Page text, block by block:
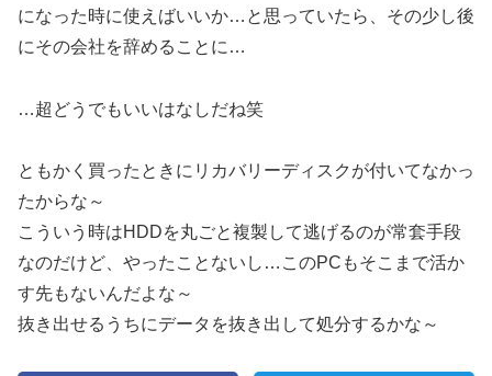
になった時に使えばいいか…と思っていたら、その少し後
にその会社を辞めることに…
…超どうでもいいはなしだね笑
ともかく買ったときにリカバリーディスクが付いてなかっ
たからな～
こういう時はHDDを丸ごと複製して逃げるのが常套手段
なのだけど、やったことないし…このPCもそこまで活か
す先もないんだよな～
抜き出せるうちにデータを抜き出して処分するかな～